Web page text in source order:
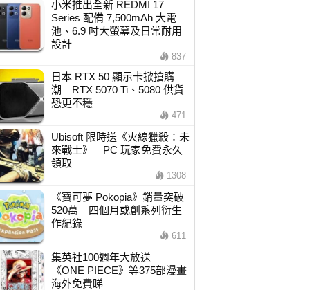
小米推出全新 REDMI 17
Series 配備 7,500mAh 大電
池、6.9 吋大螢幕及日常耐用
設計
837
日本 RTX 50 顯示卡掀搶購
潮 RTX 5070 Ti、5080 供貨
恐更不穩
471
Ubisoft 限時送《火線獵殺：未
來戰士》 PC 玩家免費永久
領取
1308
《寶可夢 Pokopia》銷量突破
520萬 四個月或創系列衍生
作紀錄
611
集英社100週年大放送
《ONE PIECE》等375部漫畫
海外免費睇